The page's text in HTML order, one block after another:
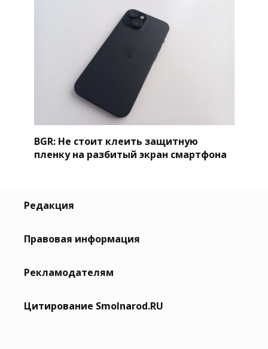
BGR: Не стоит клеить защитную
пленку на разбитый экран смартфона
Редакция
Правовая информация
Рекламодателям
Цитирование Smolnarod.RU